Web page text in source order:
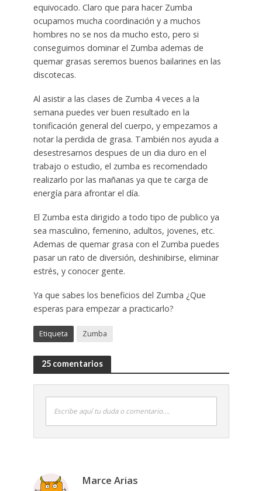
equivocado. Claro que para hacer Zumba
ocupamos mucha coordinación y a muchos
hombres no se nos da mucho esto, pero si
conseguimos dominar el Zumba ademas de
quemar grasas seremos buenos bailarines en las
discotecas.
Al asistir a las clases de Zumba 4 veces a la
semana puedes ver buen resultado en la
tonificación general del cuerpo, y empezamos a
notar la perdida de grasa. También nos ayuda a
desestresarnos despues de un dia duro en el
trabajo o estudio, el zumba es recomendado
realizarlo por las mañanas ya que te carga de
energía para afrontar el día.
El Zumba esta dirigido a todo tipo de publico ya
sea masculino, femenino, adultos, jovenes, etc.
Ademas de quemar grasa con el Zumba puedes
pasar un rato de diversión, deshinibirse, eliminar
estrés, y conocer gente.
Ya que sabes los beneficios del Zumba ¿Que
esperas para empezar a practicarlo?
Etiqueta Zumba
25 comentarios
Escribe aquí tu duda o comentario....
Marce Arias